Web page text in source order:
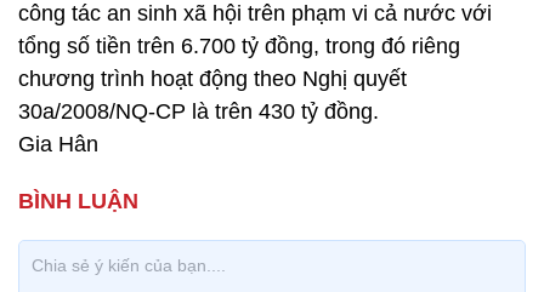
công tác an sinh xã hội trên phạm vi cả nước với
tổng số tiền trên 6.700 tỷ đồng, trong đó riêng
chương trình hoạt động theo Nghị quyết
30a/2008/NQ-CP là trên 430 tỷ đồng.
Gia Hân